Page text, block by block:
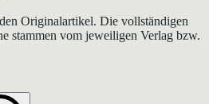
Originalartikel. Die vollständigen
stammen vom jeweiligen Verlag bzw.